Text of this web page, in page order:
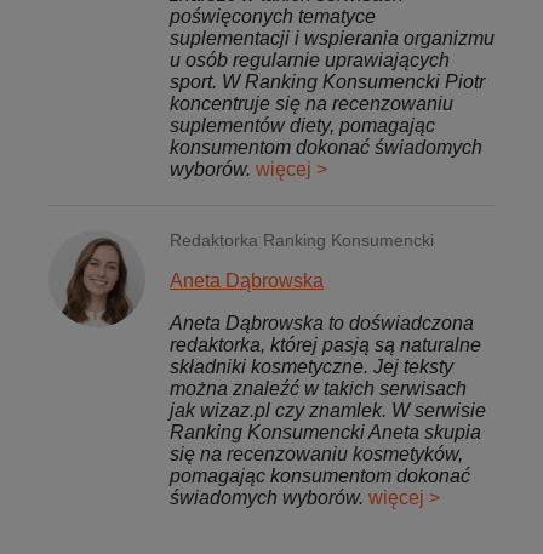
poświęconych tematyce
suplementacji i wspierania organizmu
u osób regularnie uprawiających
sport. W Ranking Konsumencki Piotr
koncentruje się na recenzowaniu
suplementów diety, pomagając
konsumentom dokonać świadomych
wyborów. więcej >
Redaktorka Ranking Konsumencki
Aneta Dąbrowska
Aneta Dąbrowska to doświadczona
redaktorka, której pasją są naturalne
składniki kosmetyczne. Jej teksty
można znaleźć w takich serwisach
jak wizaz.pl czy znamlek. W serwisie
Ranking Konsumencki Aneta skupia
się na recenzowaniu kosmetyków,
pomagając konsumentom dokonać
świadomych wyborów. więcej >